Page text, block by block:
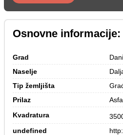
Osnovne informacije:
Grad
Naselje
Tip žemljišta
Prilaz
Kvadratura
undefined